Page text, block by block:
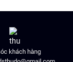
khách hàng